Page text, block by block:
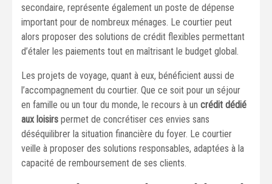
secondaire, représente également un poste de dépense
important pour de nombreux ménages. Le courtier peut
alors proposer des solutions de crédit flexibles permettant
d’étaler les paiements tout en maîtrisant le budget global.
Les projets de voyage, quant à eux, bénéficient aussi de
l’accompagnement du courtier. Que ce soit pour un séjour
en famille ou un tour du monde, le recours à un crédit dédié
aux loisirs permet de concrétiser ces envies sans
déséquilibrer la situation financière du foyer. Le courtier
veille à proposer des solutions responsables, adaptées à la
capacité de remboursement de ses clients.